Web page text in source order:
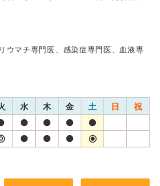
ウマチ専門医、感染症専門医、血液専
水 木 金 土 日 祝